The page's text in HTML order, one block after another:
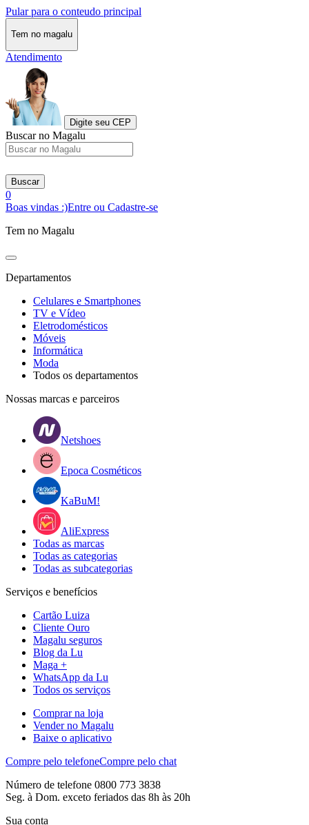
Pular para o conteudo principal
Tem no magalu
Atendimento
Digite seu CEP
Buscar no Magalu
Buscar
0
Boas vindas :)Entre ou Cadastre-se
Tem no Magalu
Departamentos
Celulares e Smartphones
TV e Vídeo
Eletrodomésticos
Móveis
Informática
Moda
Todos os departamentos
Nossas marcas e parceiros
Netshoes
Epoca Cosméticos
KaBuM!
AliExpress
Todas as marcas
Todas as categorias
Todas as subcategorias
Serviços e benefícios
Cartão Luiza
Cliente Ouro
Magalu seguros
Blog da Lu
Maga +
WhatsApp da Lu
Todos os serviços
Comprar na loja
Vender no Magalu
Baixe o aplicativo
Compre pelo telefoneCompre pelo chat
Número de telefone 0800 773 3838
Seg. à Dom. exceto feriados das 8h às 20h
Sua conta